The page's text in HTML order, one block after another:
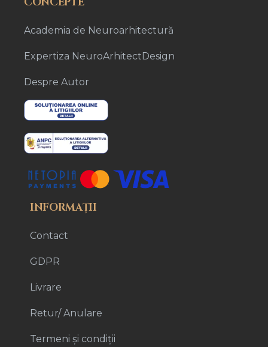
Academia de Neuroarhitectură
Expertiza NeuroArhitectDesign
Despre Autor
INFORMAȚII
Contact
GDPR
Livrare
Retur/ Anulare
Termeni și condiții